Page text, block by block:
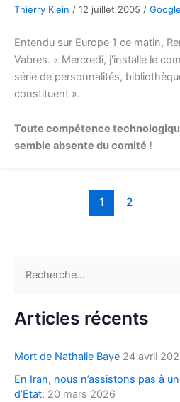
Thierry Klein / 12 juillet 2005 / Google
Entendu sur Europe 1 ce matin,
Vabres. « Mercredi, j’installe le
série de personnalités,
constituent ».
Toute compétence
semble absente du comité !
1 2
h
c
Articles récents
Mort de Nathalie Baye 24 avril
En Iran, nous n’assistons pas à
d’Etat. 20 mars 2026